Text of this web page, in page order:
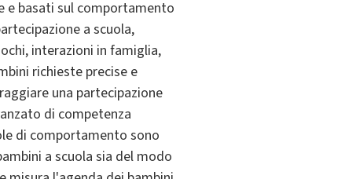
e basati sul comportamento
a scuola,
interazioni in famiglia,
richieste precise e
una partecipazione
di competenza
di comportamento sono
a scuola sia del modo